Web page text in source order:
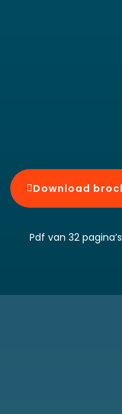
Download
Pdf van 32 pagina’s